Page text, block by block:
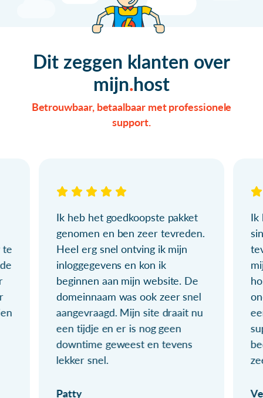
Dit zeggen klanten over
mijn host
Betrouwbaar, betaalbaar met professionele
support.
te
Ik heb het goedkoopste pakket
genomen en ben zeer tevreden.
Heel erg snel ontving ik mijn
inloggegevens en kon ik
beginnen aan mijn website. De
domeinnaam was ook zeer snel
aangevraagd. Mijn site draait nu
een tijdje en er is nog geen
downtime geweest en tevens
lekker snel.
Patty
Ik